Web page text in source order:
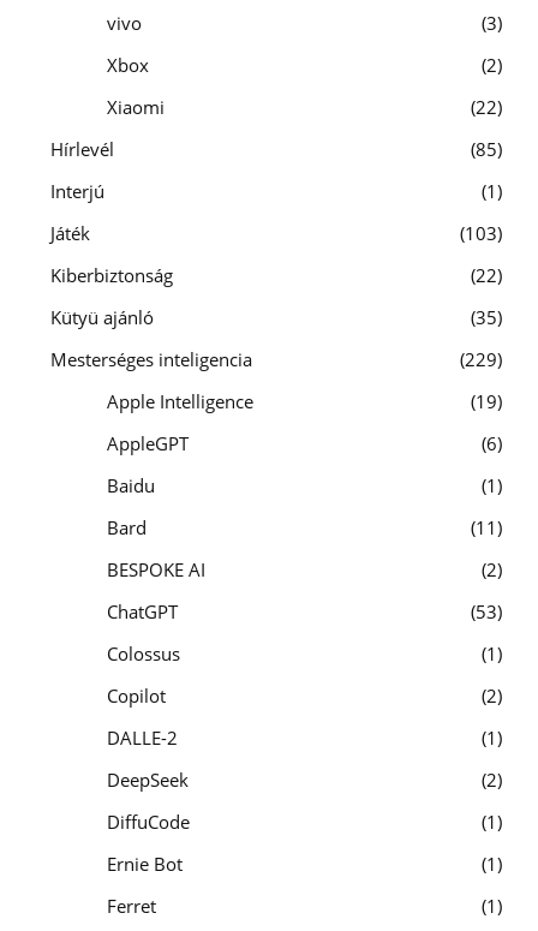
vivo
3
Xbox
2
Xiaomi
22
Hírlevél
85
Interjú
1
Játék
103
Kiberbiztonság
22
Kütyü ajánló
35
Mesterséges inteligencia
229
Apple Intelligence
19
AppleGPT
6
Baidu
1
Bard
11
BESPOKE AI
2
ChatGPT
53
Colossus
1
Copilot
2
DALLE-2
1
DeepSeek
2
DiffuCode
1
Ernie Bot
1
Ferret
1